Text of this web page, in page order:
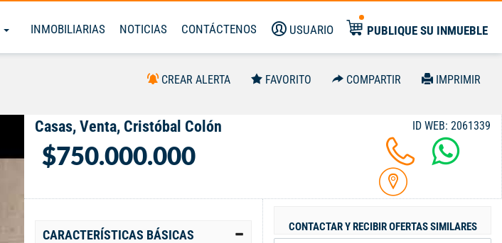
INMOBILIARIAS NOTICIAS CONTÁCTENOS USUARIO PUBLIQUE SU INMUEBLE
CREAR ALERTA FAVORITO COMPARTIR IMPRIMIR
Casas, Venta, Cristóbal Colón
$750.000.000
ID WEB: 2061339
CARACTERÍSTICAS BÁSICAS
CONTACTAR Y RECIBIR OFERTAS SIMILARES